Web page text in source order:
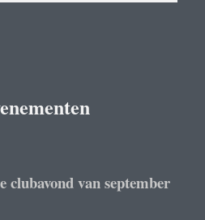
clubavond van september